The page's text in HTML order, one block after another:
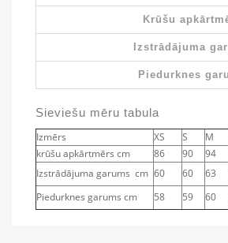
Krūšu
Izstrādājuma
Piedurknes
Sieviešu mēru tabula
Izmērs
XS S M
krūšu apkārtmērs cm
86 90 94
Izstrādājuma garums cm 60 60 63
Piedurknes garums cm 58 59 60